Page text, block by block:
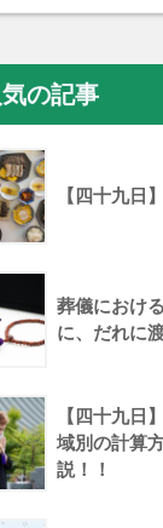
の記事
【四十九日
葬儀におけ
に、だれに
【四十九日
域別の計算
説！！